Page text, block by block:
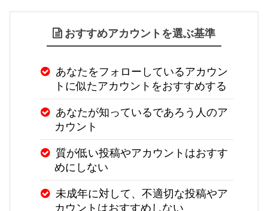
おすすめアカウントを選ぶ基準
あなたをフォローしているアカウン
トに似たアカウントをおすすめする
あなたが知っているであろう人のア
カウント
質が低い投稿やアカウントはおすす
めにしない
未成年に対して、不適切な投稿やア
カウントはおすすめしない